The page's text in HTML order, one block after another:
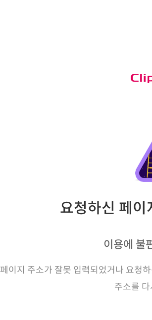
요청하신 페
이용에 불
페이지 주소가 잘못 입력되었거나 요청
주소를